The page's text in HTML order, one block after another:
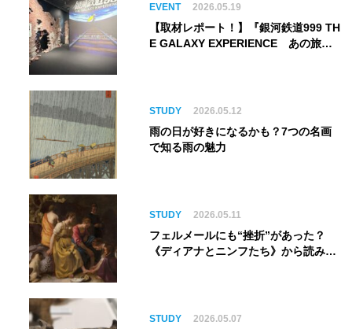
EVENT 2026.05.19
【取材レポート！】『銀河鉄道999 TH
E GALAXY EXPERIENCE あの旅
ム】
STUDY 2026.05.12
雨の日が好きになるかも？7つの名画
で知る雨の魅力
STUDY 2026.05.11
フェルメールにも“挫折”があった？
《ディアナとニンフたち》から読み解
STUDY 2026.05.07